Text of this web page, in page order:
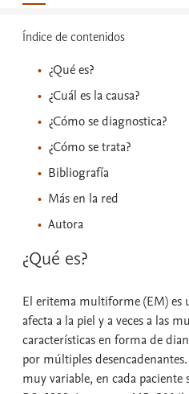
Índice de contenidos
¿Qué es?
¿Cuál es la causa?
¿Cómo se diagnostica?
¿Cómo se trata?
Bibliografía
Más en la red
Autora
¿Qué es?
El eritema multiforme (EM) es
afecta a la piel y a veces a las
características en forma de
por múltiples
muy variable, en cada